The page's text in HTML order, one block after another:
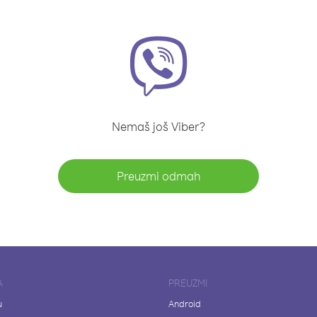
Nemaš još Viber?
Preuzmi odmah
PREUZMI
Android